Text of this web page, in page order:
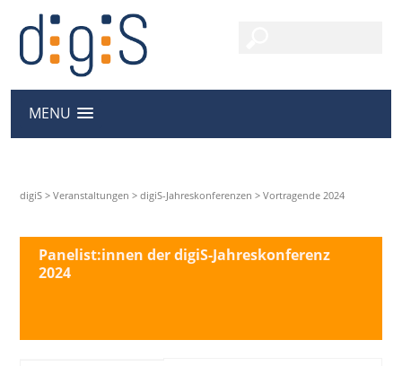
MENU
digiS >Veranstaltungen >digiS-Jahreskonferenzen >Vortragende 2024
Panelist:innen der digiS-Jahreskonferenz
2024